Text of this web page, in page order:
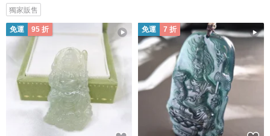
獨家販售
免運 95 折 免運 7 折